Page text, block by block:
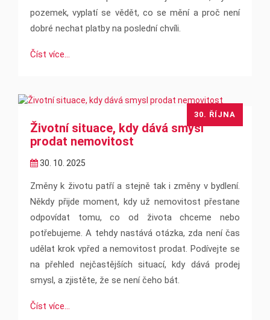
pozemek, vyplatí se vědět, co se mění a proč není
dobré nechat platby na poslední chvíli.
Číst více...
30. ŘÍJNA
Životní situace, kdy dává smysl
prodat nemovitost
30. 10. 2025
Změny k životu patří a stejně tak i změny v bydlení.
Někdy přijde moment, kdy už nemovitost přestane
odpovídat tomu, co od života chceme nebo
potřebujeme. A tehdy nastává otázka, zda není čas
udělat krok vpřed a nemovitost prodat. Podívejte se
na přehled nejčastějších situací, kdy dává prodej
smysl, a zjistěte, že se není čeho bát.
Číst více...